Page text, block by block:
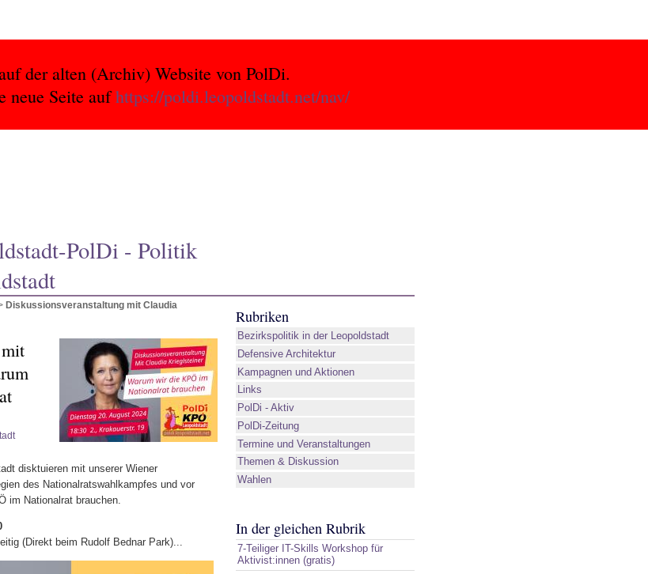
der alten (Archiv) Website von PolDi.
neue Seite aufhttps://poldi.leopoldstadt.net/nav/
PolDi - Politik
Diskussionsveranstaltung mit Claudia
disktuieren mit unserer Wiener
des Nationalratswahlkampfes und vor
im Nationalrat brauchen.
(Direkt beim Rudolf Bednar Park)...
Rubriken
Bezirkspolitik in der Leopoldstadt
Defensive Architektur
Kampagnen und Aktionen
Links
PolDi - Aktiv
PolDi-Zeitung
Termine und Veranstaltungen
Themen & Diskussion
Wahlen
In der gleichen Rubrik
7-Teiliger IT-Skills Workshop für
Aktivist:innen (gratis)